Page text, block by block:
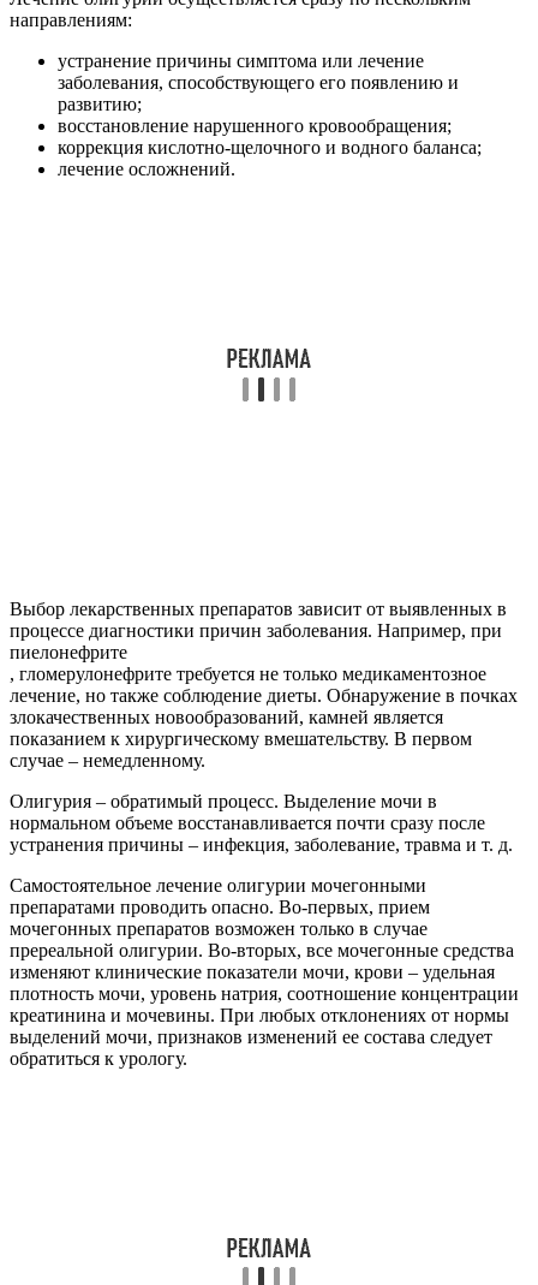
направлениям:
устранение причины симптома или лечение
заболевания, способствующего его появлению и
развитию;
восстановление нарушенного кровообращения;
коррекция кислотно-щелочного и водного баланса;
лечение осложнений.
Выбор лекарственных препаратов зависит от выявленных в
процессе диагностики причин заболевания. Например, при
пиелонефрите
, гломерулонефрите требуется не только медикаментозное
лечение, но также соблюдение диеты. Обнаружение в почках
злокачественных новообразований, камней является
показанием к хирургическому вмешательству. В первом
случае – немедленному.
Олигурия – обратимый процесс. Выделение мочи в
нормальном объеме восстанавливается почти сразу после
устранения причины – инфекция, заболевание, травма и т. д.
Самостоятельное лечение олигурии мочегонными
препаратами проводить опасно. Во-первых, прием
мочегонных препаратов возможен только в случае
пререальной олигурии. Во-вторых, все мочегонные средства
изменяют клинические показатели мочи, крови – удельная
плотность мочи, уровень натрия, соотношение концентрации
креатинина и мочевины. При любых отклонениях от нормы
выделений мочи, признаков изменений ее состава следует
обратиться к урологу.